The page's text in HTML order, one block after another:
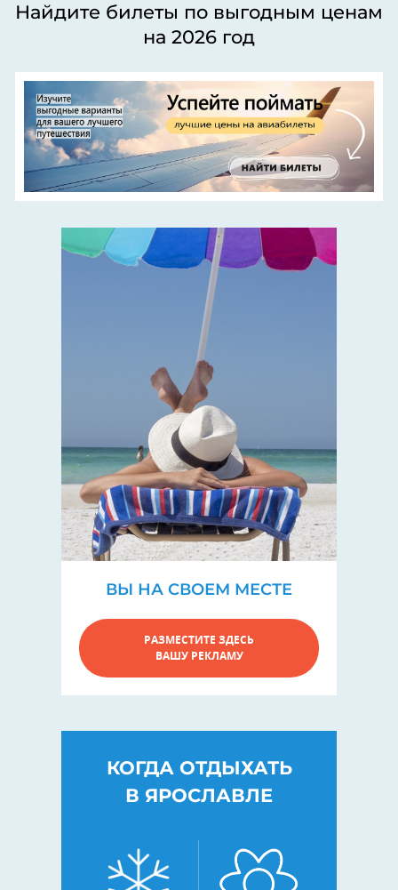
Найдите билеты по выгодным ценам
на 2026 год
ВЫ НА СВОЕМ МЕСТЕ
РАЗМЕСТИТЕ ЗДЕСЬ
ВАШУ РЕКЛАМУ
КОГДА ОТДЫХАТЬ
В ЯРОСЛАВЛЕ